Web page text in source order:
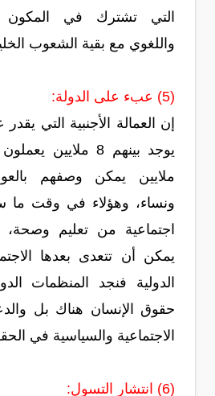
التي تشترك في المكون
واللغوي مع بقية الشعوب
(5) عبء على الدولة:
ملايين يمكن وصفهم
ونساء، وهؤلاء في وقت ما
اجتماعية من تعليم وصحة،
يمكن أن تتعدى بعدها
الدولية فنجد المنظمات
حقوق الإنسان هناك بل
الاجتماعية والسياسية في
(6) انتشار التسول: